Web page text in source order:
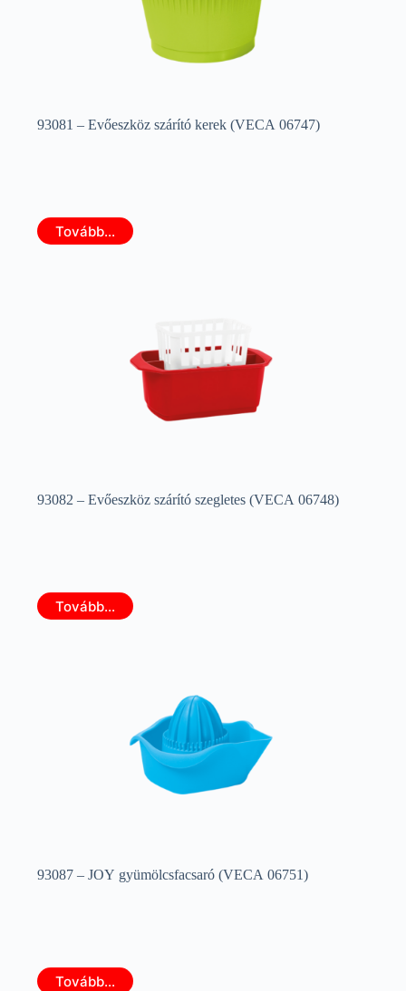
93081 – Evőeszköz szárító kerek (VECA 06747)
Tovább...
93082 – Evőeszköz szárító szegletes (VECA 06748)
Tovább...
93087 – JOY gyümölcsfacsaró (VECA 06751)
Tovább...